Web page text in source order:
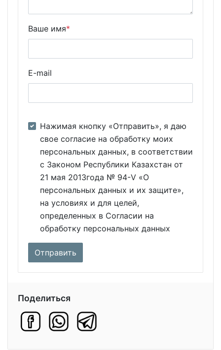
Ваше имя*
E-mail
Нажимая кнопку «Отправить», я даю
свое согласие на обработку моих
персональных данных, в соответствии
с Законом Республики Казахстан от
21 мая 2013года № 94-V «О
персональных данных и их защите»,
на условиях и для целей,
определенных в Согласии на
обработку персональных данных
Поделиться